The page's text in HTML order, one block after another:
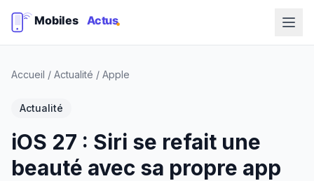
Accueil / Actualité / Apple
Actualité
iOS 27 : Siri se refait une
beauté avec sa propre app